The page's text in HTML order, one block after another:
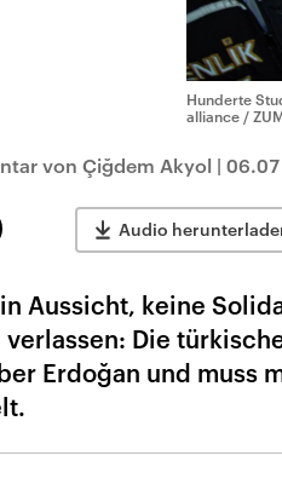
Hunderte
alliance /
von Çiğdem Akyol |
Audio
Aussicht, keine
verlassen: Die
Erdoğan und muss